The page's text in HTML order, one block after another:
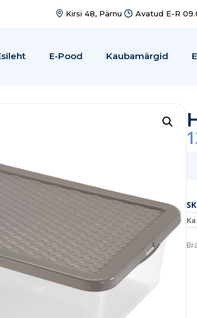
Kirsi 48, Pärnu Avatud E-R
E-Pood Kaubamärgid